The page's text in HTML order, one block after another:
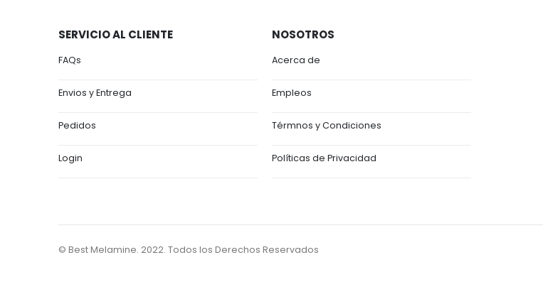
SERVICIO AL CLIENTE
FAQs
Envios y Entrega
Pedidos
Login
NOSOTROS
Acerca de
Empleos
Térmnos y Condiciones
Políticas de Privacidad
© Best Melamine. 2022. Todos los Derechos Reservados